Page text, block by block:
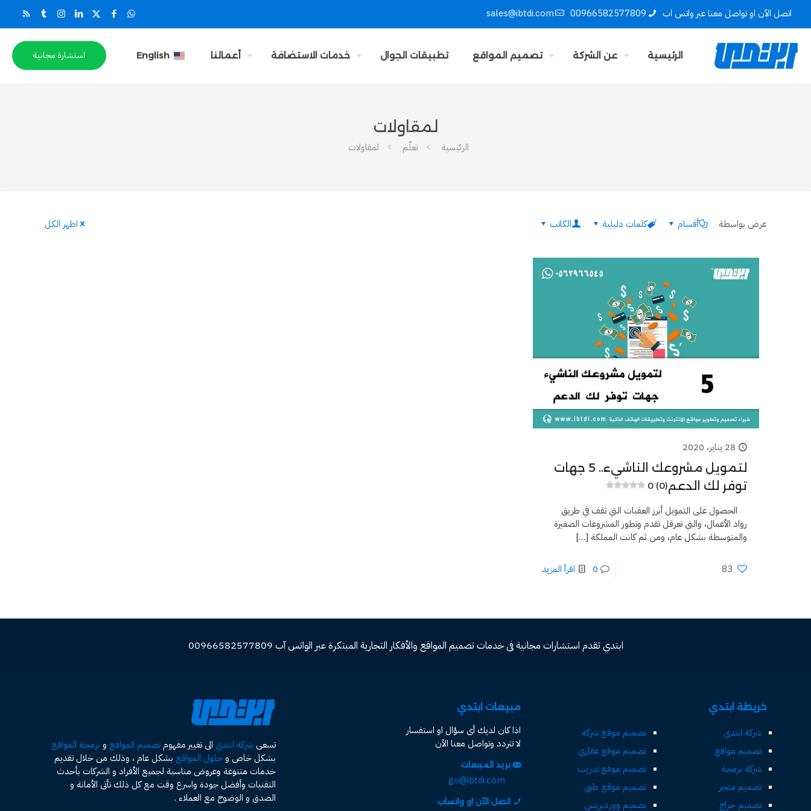
اتصل الآن او تواصل معنا عبر واتس اب 00966582577809
sales@ibtdi.com
الرئيسية عن الشركة تصميم المواقع تطبيقات الجوال خدمات الاستضافة أعمالنا English استشارة مجانية
لمقاولات
الرئيسية تعلّم لمقاولات
عرض بواسطة أقسام كلمات دليلية الكاتب اظهر الكل
28 يناير، 2020
لتمويل مشروعك الناشيء.. 5 جهات
توفر لك الدعم0 (0)
الحصول على التمويل أبرز العقبات التي تقف في طريق
رواد الأعمال، والتي تعرقل تقدم وتطور المشروعات الصغيرة
والمتوسطة بشكل عام، ومن ثم كانت المملكة […]
83
0 اقرأ المزيد
ابتدي تقدم استشارات مجانية فى خدمات تصميم المواقع والأفكار التجارية المبتكرة عبر الواتس آب 00966582577809
خريطة ابتدي
شركة ابتدي
تصميم مواقع
شركة برمجة
تصميم متجر
تصميم حراج
تصميم موقع شركة
تصميم موقع عقاري
تصميم موقع تدريب
تصميم موقع طبي
تصميم ووردبريس
مبيعات ابتدي
اذا كان لديك أى سؤال او استفسار
لا تتردد وتواصل معنا الآن
بريد المبيعات
go@ibtdi.com
اتصل الآن او واتساب
تسعى شركة ابتدي الى تغيير مفهومتصميم المواقع و برمجة المواقع
بشكل خاص وحلول المواقع بشكل عام ، وذلك من خلال تقديم
خدمات متنوعة وعروض مناسبة لجميع الأفراد و الشركات بأحدث
التقنيات وأفضل جودة واسرع وقت مع كل ذلك تأتى الأمانة و
الصدق و الوضوح مع العملاء .